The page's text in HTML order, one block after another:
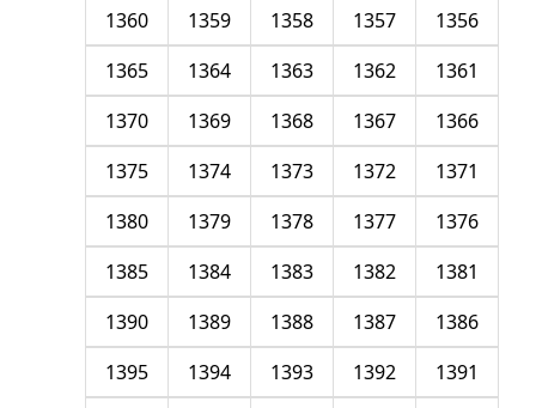
1356
1357
1358
1359
1360
1361
1362
1363
1364
1365
1366
1367
1368
1369
1370
1371
1372
1373
1374
1375
1376
1377
1378
1379
1380
1381
1382
1383
1384
1385
1386
1387
1388
1389
1390
1391
1392
1393
1394
1395